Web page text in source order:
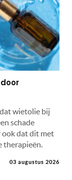
wietolie bij
schade
ook dat dit met
therapieën.
03 augustus 2026